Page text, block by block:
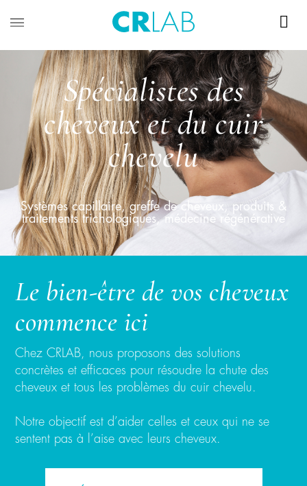
Spécialistes des
cheveux et du cuir
chevelu
Systèmes capillaire, greffe de cheveux, produits &
traitements trichologiques, médecine régénérative
Le bien-être de vos cheveux
commence ici
Chez CRLAB, nous proposons des solutions
concrètes et efficaces pour résoudre la chute des
cheveux et tous les problèmes du cuir chevelu.
Notre objectif est d’aider celles et ceux qui ne se
sentent pas à l’aise avec leurs cheveux.